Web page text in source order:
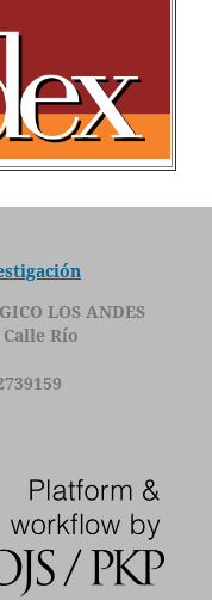
LOS ANDES
Río